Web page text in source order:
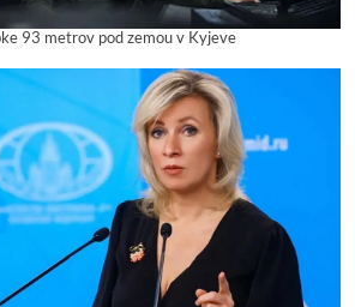
93 metrov pod zemou v Kyjeve